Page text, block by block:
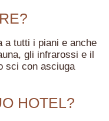
a tutti i piani e anche
gli infrarossi e il
sci con asciuga
HOTEL?